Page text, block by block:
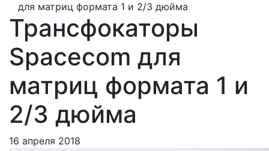
для матриц формата 1 и 2/3 дюйма
Трансфокаторы
Spacecom для
матриц формата 1 и
2/3 дюйма
16 апреля 2018